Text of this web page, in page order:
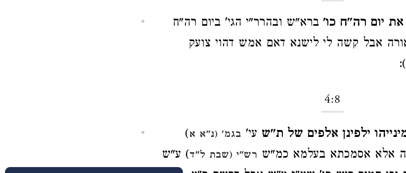
יום רה"ח כו' ברא"ש ובהרר"י הגי' ביום רה"ח
אבל קשה לי לישנא דאם אמש דהוי צועק
4:8
ילפינן אלפים של ת"ש עי' בגמ' (נ"א א)
אלא אסמכתא בעלמא כמ"ש רש"י (שבת ל"ד) ע"ש